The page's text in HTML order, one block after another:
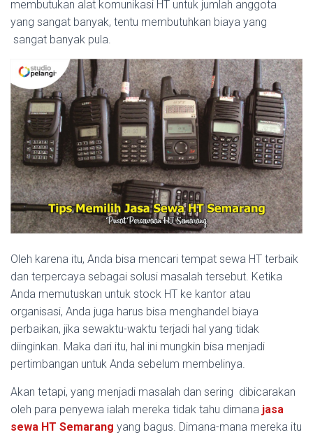
membutukan alat komunikasi HT untuk jumlah anggota
yang sangat banyak, tentu membutuhkan biaya yang
sangat banyak pula.
Oleh karena itu, Anda bisa mencari tempat sewa HT terbaik
dan terpercaya sebagai solusi masalah tersebut. Ketika
Anda memutuskan untuk stock HT ke kantor atau
organisasi, Anda juga harus bisa menghandel biaya
perbaikan, jika sewaktu-waktu terjadi hal yang tidak
diinginkan. Maka dari itu, hal ini mungkin bisa menjadi
pertimbangan untuk Anda sebelum membelinya.
Akan tetapi, yang menjadi masalah dan sering dibicarakan
oleh para penyewa ialah mereka tidak tahu dimana jasa
sewa HT Semarang yang bagus. Dimana-mana mereka itu